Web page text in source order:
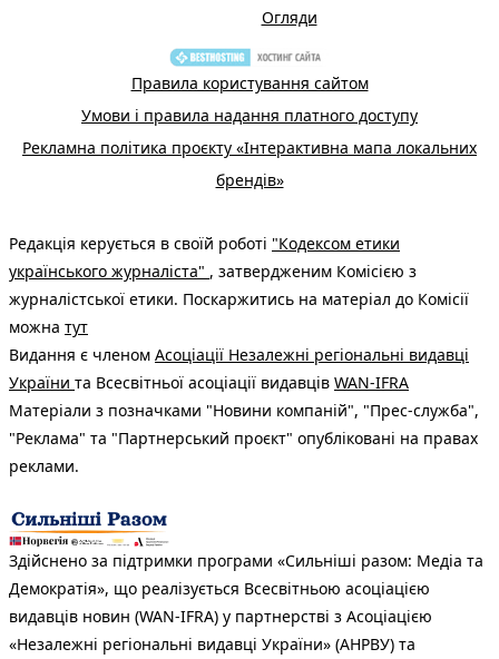
Огляди
Правила користування сайтом
Умови і правила надання платного доступу
Рекламна політика проєкту «Інтерактивна мапа локальних
брендів»
Редакція керується в своїй роботі "Кодексом етики
українського журналіста" , затвердженим Комісією з
журналістської етики. Поскаржитись на матеріал до Комісії
можна тут
Видання є членом Асоціації Незалежні регіональні видавці
України та Всесвітньої асоціації видавців WAN-IFRA
Матеріали з позначками "Новини компаній", "Прес-служба",
"Реклама" та "Партнерський проєкт" опубліковані на правах
реклами.
Здійснено за підтримки програми «Сильніші разом: Медіа та
Демократія», що реалізується Всесвітньою асоціацією
видавців новин (WAN-IFRA) у партнерстві з Асоціацією
«Незалежні регіональні видавці України» (АНРВУ) та